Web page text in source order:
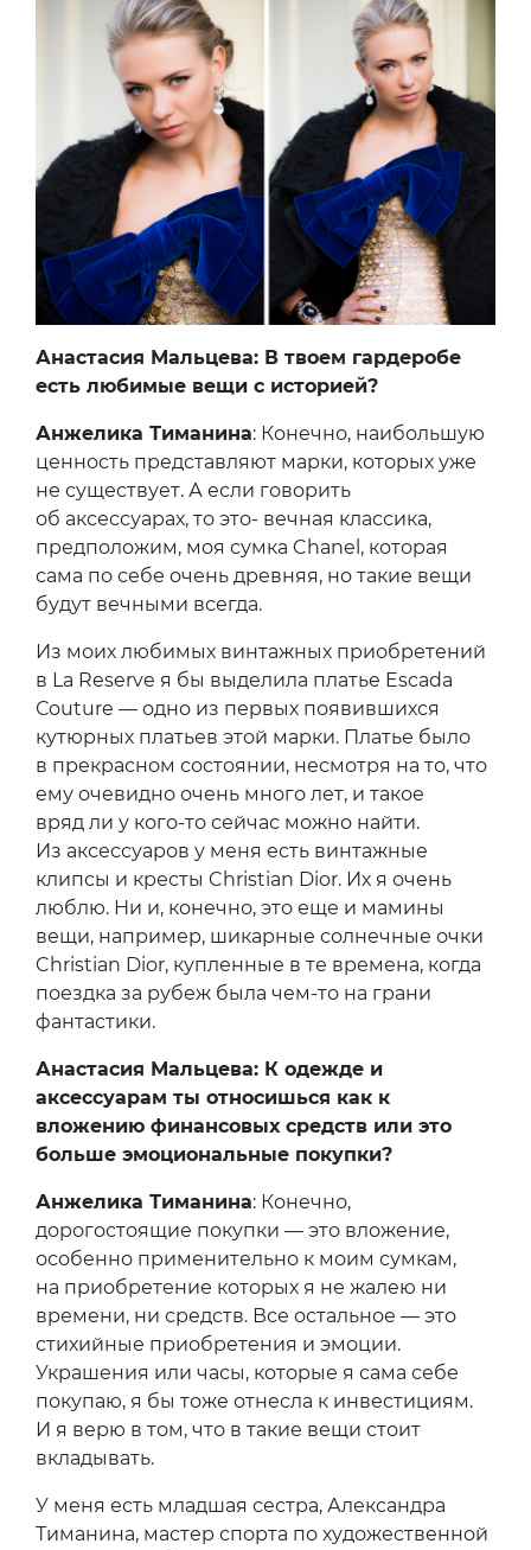
Анастасия Мальцева: В твоем гардеробе
есть любимые вещи с историей?
Анжелика Тиманина: Конечно, наибольшую
ценность представляют марки, которых уже
не существует. А если говорить
об аксессуарах, то это- вечная классика,
предположим, моя сумка Chanel, которая
сама по себе очень древняя, но такие вещи
будут вечными всегда.
Из моих любимых винтажных приобретений
в La Reserve я бы выделила платье Escada
Сouture — одно из первых появившихся
кутюрных платьев этой марки. Платье было
в прекрасном состоянии, несмотря на то, что
ему очевидно очень много лет, и такое
вряд ли у кого-то сейчас можно найти.
Из аксессуаров у меня есть винтажные
клипсы и кресты Christian Dior. Их я очень
люблю. Ни и, конечно, это еще и мамины
вещи, например, шикарные солнечные очки
Christian Dior, купленные в те времена, когда
поездка за рубеж была чем-то на грани
фантастики.
Анастасия Мальцева: К одежде и
аксессуарам ты относишься как к
вложению финансовых средств или это
больше эмоциональные покупки?
Анжелика Тиманина: Конечно,
дорогостоящие покупки — это вложение,
особенно применительно к моим сумкам,
на приобретение которых я не жалею ни
времени, ни средств. Все остальное — это
стихийные приобретения и эмоции.
Украшения или часы, которые я сама себе
покупаю, я бы тоже отнесла к инвестициям.
И я верю в том, что в такие вещи стоит
вкладывать.
У меня есть младшая сестра, Александра
Тиманина, мастер спорта по художественной